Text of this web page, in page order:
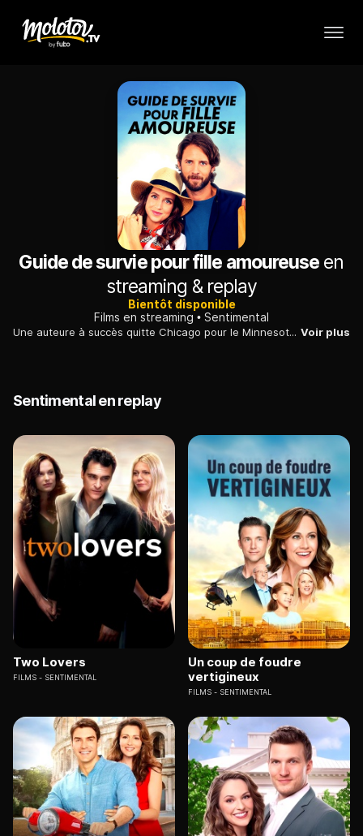
Guide de survie pour fille amoureuse en
streaming & replay
Bientôt disponible
Films en streaming
Sentimental
Une auteure à succès quitte Chicago pour le Minnesota afin d'y rédiger son prochain ouvrage. Elle rencontre alors un spécialiste de la survie un peu bourru. Voir plus
Sentimental en replay
Two Lovers
FILMS SENTIMENTAL
Un coup de foudre
vertigineux
FILMS SENTIMENTAL